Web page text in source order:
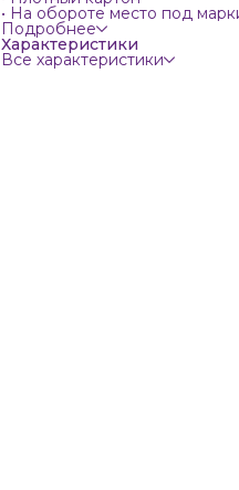
• На обороте место под
Подробнее
Характеристики
Все характеристики